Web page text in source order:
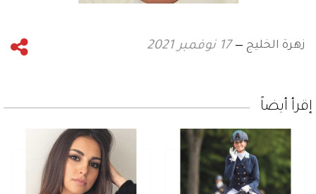
زهرة الخليج 17 نوفمبر 2021
إقرأ أيضاً